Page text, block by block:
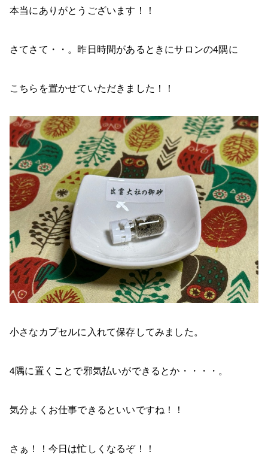
本当にありがとうございます！！
さてさて・・。昨日時間があるときにサロンの4隅に
こちらを置かせていただきました！！
小さなカプセルに入れて保存してみました。
4隅に置くことで邪気払いができるとか・・・・。
気分よくお仕事できるといいですね！！
さぁ！！今日は忙しくなるぞ！！